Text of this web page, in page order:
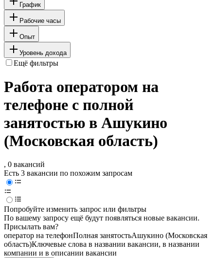
График
Рабочие часы
Опыт
Уровень дохода
Ещё фильтры
Работа оператором на
телефоне с полной
занятостью в Ашукино
(Московская область)
, 0 вакансий
Есть 3 вакансии по похожим запросам
Попробуйте изменить запрос или фильтры
По вашему запросу ещё будут появляться новые вакансии.
Присылать вам?
опeрaтoр нa тeлeфoнПолная занятостьАшукино (Московская
область)Ключевые слова в названии вакансии, в названии
компании и в описании вакансии